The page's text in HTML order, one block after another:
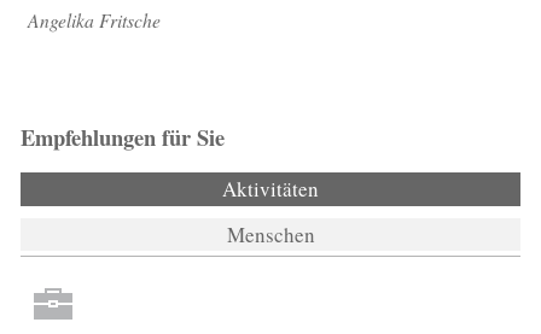
Angelika Fritsche
Empfehlungen für Sie
Aktivitäten
Menschen